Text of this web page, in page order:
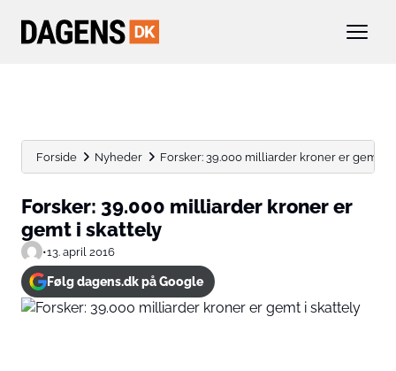
Forside Nyheder Forsker: 39.000 milliarder kroner er gemt i
Forsker: 39.000 milliarder kroner er
gemt i skattely
•13. april 2016
Følg dagens.dk på Google